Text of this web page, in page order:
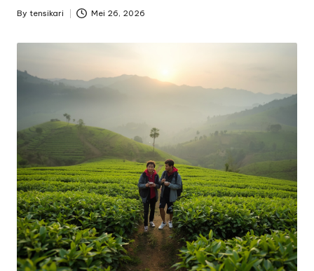
Posted
By tensikari Mei 26, 2026